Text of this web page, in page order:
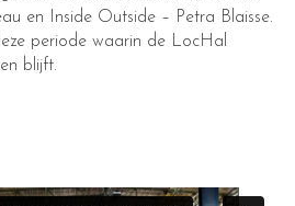
en Inside Outside – Petra Blaisse.
periode waarin de LocHal
blijft.